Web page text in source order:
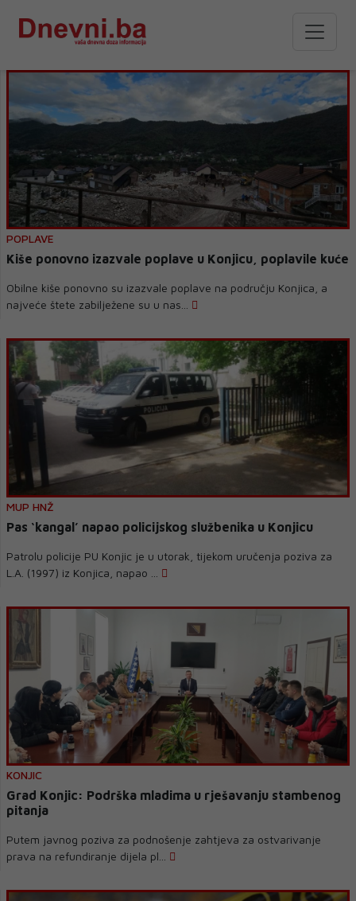
POPLAVE
Kiše ponovno izazvale poplave u Konjicu, poplavile kuće
Obilne kiše ponovno su izazvale poplave na području Konjica, a
najveće štete zabilježene su u nas...
MUP HNŽ
Pas ‘kangal’ napao policijskog službenika u Konjicu
Patrolu policije PU Konjic je u utorak, tijekom uručenja poziva za
L.A. (1997) iz Konjica, napao ...
KONJIC
Grad Konjic: Podrška mladima u rješavanju stambenog
pitanja
Putem javnog poziva za podnošenje zahtjeva za ostvarivanje
prava na refundiranje dijela pl...